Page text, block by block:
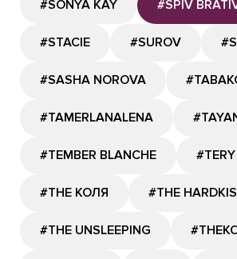
#SONYA KAY #SPIV
#STACIE #SUROV
#SASHA NOROVA
#TAMERLANALENA
#TEMBER BLANCHE #TERY
#THE КОЛЯ #THE
#THE UNSLEEPING